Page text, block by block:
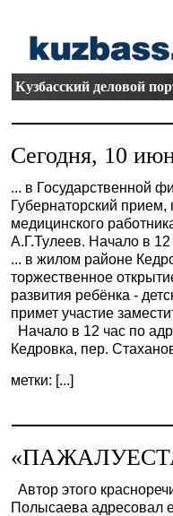
Кузбасский деловой
Сегодня, 10
... в Государственной
Губернаторский
медицинского
А.Г.Тулеев. Начало в 12
... в жилом районе
торжественное
развития ребёнка -
примет участие
Начало в 12 час по
Кедровка, пер.
метки: [...]
Автор этого
Полысаева адресовал